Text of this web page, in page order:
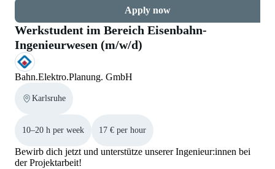
Apply now
Werkstudent im Bereich Eisenbahn-
Ingenieurwesen (m/w/d)
Bahn.Elektro.Planung. GmbH
Karlsruhe
10–20 h per week 17 € per hour
Bewirb dich jetzt und unterstütze unserer Ingenieur:innen bei
der Projektarbeit!